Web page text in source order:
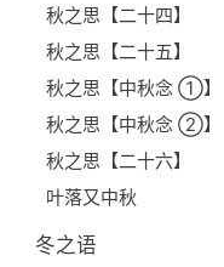
秋之思【二十四】
秋之思【二十五】
秋之思【中秋念 ①】
秋之思【中秋念 ②】
秋之思【二十六】
叶落又中秋
冬之语